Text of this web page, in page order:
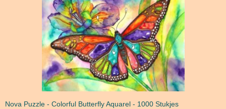
Nova Puzzle - Colorful Butterfly Aquarel - 1000 Stukjes